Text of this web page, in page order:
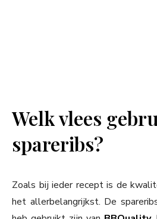
Welk vlees
spareribs?
Zoals bij ieder recept is de
het allerbelangrijkst. De